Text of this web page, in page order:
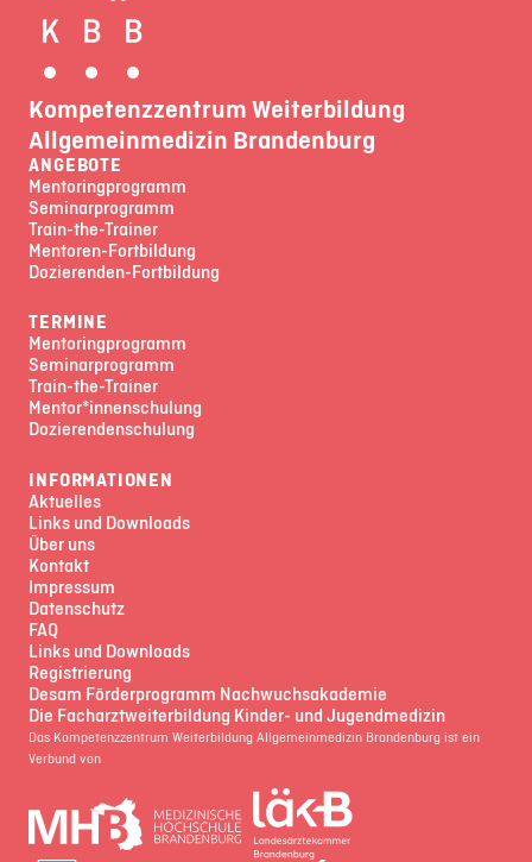
Kompetenzzentrum Weiterbildung
Allgemeinmedizin Brandenburg
ANGEBOTE
Mentoringprogramm
Seminarprogramm
Train-the-Trainer
Mentoren-Fortbildung
Dozierenden-Fortbildung
TERMINE
Mentoringprogramm
Seminarprogramm
Train-the-Trainer
Mentor*innenschulung
Dozierendenschulung
INFORMATIONEN
Aktuelles
Links und Downloads
Über uns
Kontakt
Impressum
Datenschutz
FAQ
Links und Downloads
Registrierung
Desam Förderprogramm Nachwuchsakademie
Die Facharztweiterbildung Kinder- und Jugendmedizin
Das Kompetenzzentrum Weiterbildung Allgemeinmedizin Brandenburg ist ein
Verbund von